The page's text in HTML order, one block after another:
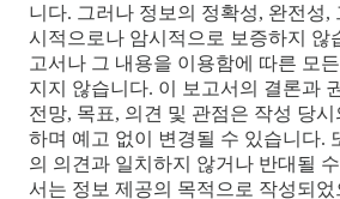
니다. 그러나 정보의 정확성, 완전성,
시적으로나 암시적으로 보증하지 않
고서나 그 내용을 이용함에 따른 모
지지 않습니다. 이 보고서의 결론과
전망, 목표, 의견 및 관점은 작성 당
하며 예고 없이 변경될 수 있습니다.
의 의견과 일치하지 않거나 반대될
서는 정보 제공의 목적으로 작성되